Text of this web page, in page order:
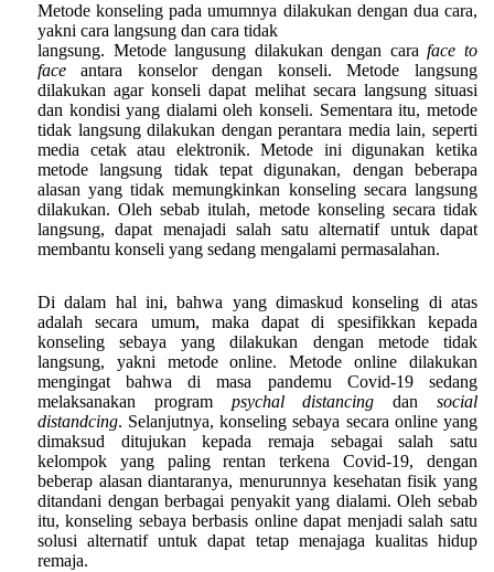
Metode konseling pada umumnya dilakukan dengan dua cara,
yakni cara langsung dan cara tidak
langsung. Metode langusung dilakukan dengan caraface to
faceantara konselor dengan konseli. Metode langsung
dilakukan agar konseli dapat melihat secara langsung situasi
dan kondisi yang dialami oleh konseli. Sementara itu, metode
tidak langsung dilakukan dengan perantara media lain, seperti
media cetak atau elektronik. Metode ini digunakan ketika
metode langsung tidak tepat digunakan, dengan beberapa
alasan yang tidak memungkinkan konseling secara langsung
dilakukan. Oleh sebab itulah, metode konseling secara tidak
langsung, dapat menajadi salah satu alternatif untuk dapat
membantu konseli yang sedang mengalami permasalahan.
Di dalam hal ini, bahwa yang dimaskud konseling di atas
adalah secara umum, maka dapat di spesifikkan kepada
konseling sebaya yang dilakukan dengan metode tidak
langsung, yakni metode online. Metode online dilakukan
mengingat bahwa di masa pandemu Covid-19 sedang
melaksanakan program psychal distancingdansocial
distandcing. Selanjutnya, konseling sebaya secara online yang
dimaksud ditujukan kepada remaja sebagai salah satu
kelompok yang paling rentan terkena Covid-19, dengan
beberap alasan diantaranya, menurunnya kesehatan fisik yang
ditandani dengan berbagai penyakit yang dialami. Oleh sebab
itu, konseling sebaya berbasis online dapat menjadi salah satu
solusi alternatif untuk dapat tetap menajaga kualitas hidup
remaja.